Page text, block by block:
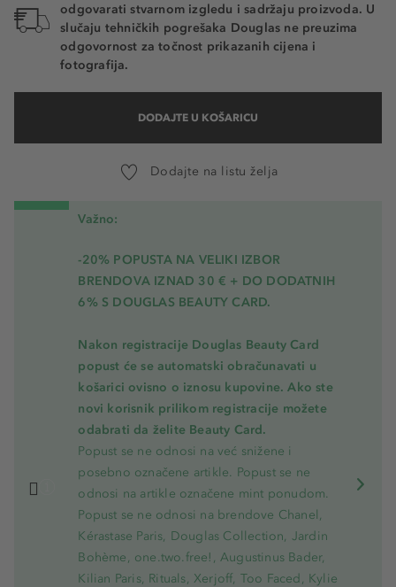
odgovarati stvarnom izgledu i sadržaju proizvoda. U
slučaju tehničkih pogrešaka Douglas ne preuzima
odgovornost za točnost prikazanih cijena i
fotografija.
DODAJTE U KOŠARICU
Dodajte na listu želja
Važno:
-20% POPUSTA NA VELIKI IZBOR
BRENDOVA IZNAD 30 € + DO DODATNIH
6% S DOUGLAS BEAUTY CARD.
Nakon registracije Douglas Beauty Card
popust će se automatski obračunavati u
košarici ovisno o iznosu kupovine. Ako ste
novi korisnik prilikom registracije možete
odabrati da želite Beauty Card.
Popust se ne odnosi na već snižene i
posebno označene artikle. Popust se ne
odnosi na artikle označene mint ponudom.
Popust se ne odnosi na brendove Chanel,
Kérastase Paris, Douglas Collection, Jardin
Bohème, one.two.free!, Augustinus Bader,
Kilian Paris, Rituals, Xerjoff, Too Faced, Kylie